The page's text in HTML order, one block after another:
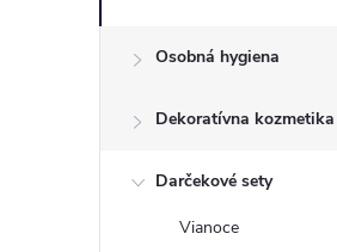
Osobná hygiena
Dekoratívna kozmetika
Darčekové sety
Vianoce
Cambodia